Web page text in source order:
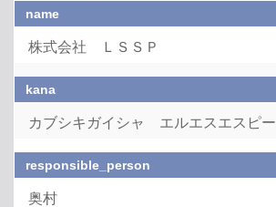
name
株式会社 ＬＳＳＰ
kana
カブシキガイシャ エルエスエスピー
responsible_person
奥村